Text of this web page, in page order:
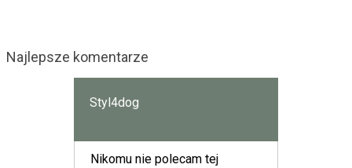
Najlepsze komentarze
Styl4dog
Nikomu nie polecam tej